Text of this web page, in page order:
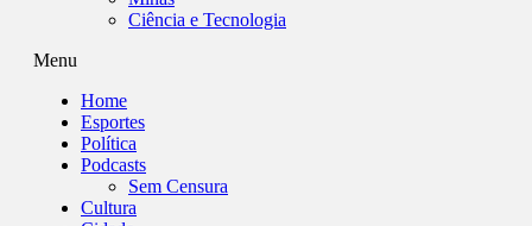
Ciência e Tecnologia
Menu
Home
Esportes
Política
Podcasts
Sem Censura
Cultura